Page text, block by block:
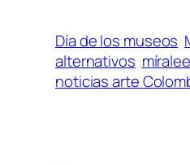
Día de los museos
alternativos míralee
noticias arte